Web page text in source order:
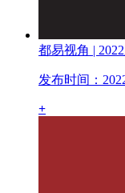
都易视角 |
发布时间：
+